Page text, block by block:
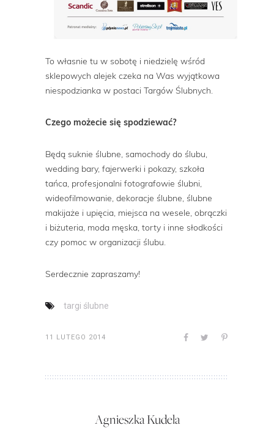
To własnie tu w sobotę i niedzielę wśród
sklepowych alejek czeka na Was wyjątkowa
niespodzianka w postaci Targów Ślubnych.
Czego możecie się spodziewać?
Będą suknie ślubne, samochody do ślubu,
wedding bary, fajerwerki i pokazy, szkoła
tańca, profesjonalni fotografowie ślubni,
wideofilmowanie, dekoracje ślubne, ślubne
makijaże i upięcia, miejsca na wesele, obrączki
i biżuteria, moda męska, torty i inne słodkości
czy pomoc w organizacji ślubu.
Serdecznie zapraszamy!
targi ślubne
11 LUTEGO 2014
Agnieszka Kudela